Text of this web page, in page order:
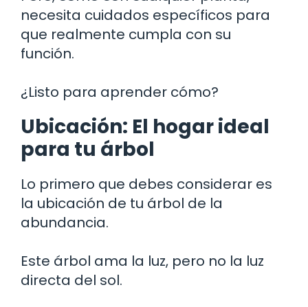
necesita cuidados específicos para
que realmente cumpla con su
función.
¿Listo para aprender cómo?
Ubicación: El hogar ideal
para tu árbol
Lo primero que debes considerar es
la ubicación de tu árbol de la
abundancia.
Este árbol ama la luz, pero no la luz
directa del sol.